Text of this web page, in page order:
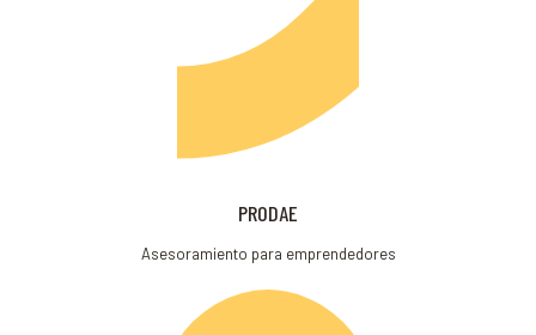
PRODAE
Asesoramiento para emprendedores